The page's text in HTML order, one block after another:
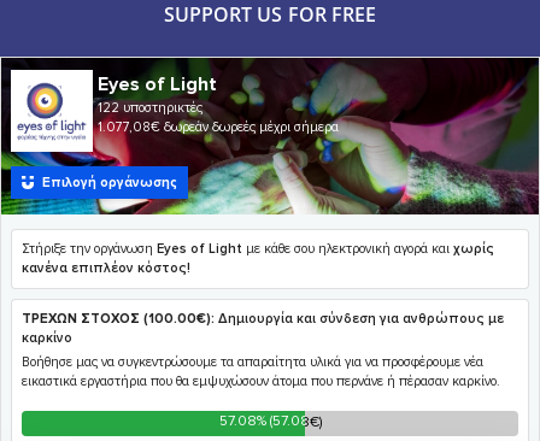
SUPPORT US FOR FREE